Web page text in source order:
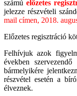
számú előzetes
jelezze részvételi
mail címen, 2018.
Előzetes regisztráció
Felhívjuk azok
években
bármelyikére
részvétel esetén a
élveznek.